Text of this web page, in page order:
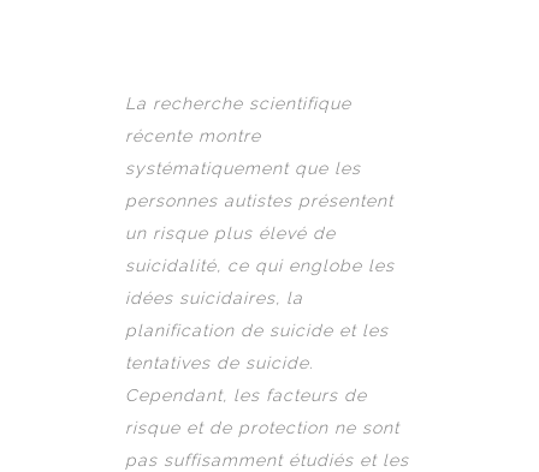
La recherche scientifique
récente montre
systématiquement que les
personnes autistes présentent
un risque plus élevé de
suicidalité, ce qui englobe les
idées suicidaires, la
planification de suicide et les
tentatives de suicide.
Cependant, les facteurs de
risque et de protection ne sont
pas suffisamment étudiés et les